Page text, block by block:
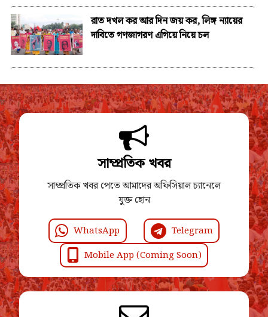
রাত দখল কর আর দিন জয় কর, লিঙ্গ ন্যায়ের
দাবিতে গণজাগরণ এগিয়ে নিয়ে চল
সাম্প্রতিক খবর
সাম্প্রতিক খবর পেতে আমাদের অফিসিয়াল চ্যানেলে
যুক্ত হোন
WhatsApp
Telegram
Mobile App (Coming Soon)